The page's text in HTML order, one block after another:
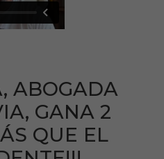
ABOGADA
GANA 2
QUE EL